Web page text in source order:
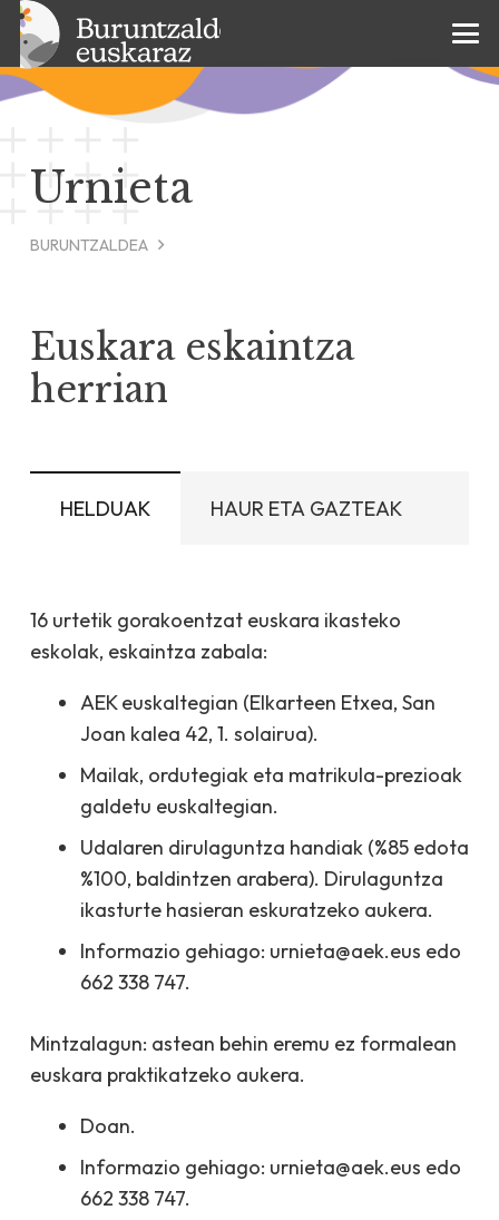
Urnieta
BURUNTZALDEA
Euskara eskaintza
herrian
HELDUAK HAUR ETA GAZTEAK
16 urtetik gorakoentzat euskara ikasteko
eskolak, eskaintza zabala:
AEK euskaltegian (Elkarteen Etxea, San
Joan kalea 42, 1. solairua).
Mailak, ordutegiak eta matrikula-prezioak
galdetu euskaltegian.
Udalaren dirulaguntza handiak (%85 edota
%100, baldintzen arabera). Dirulaguntza
ikasturte hasieran eskuratzeko aukera.
Informazio gehiago: urnieta@aek.eus edo
662 338 747.
Mintzalagun: astean behin eremu ez formalean
euskara praktikatzeko aukera.
Doan.
Informazio gehiago: urnieta@aek.eus edo
662 338 747.